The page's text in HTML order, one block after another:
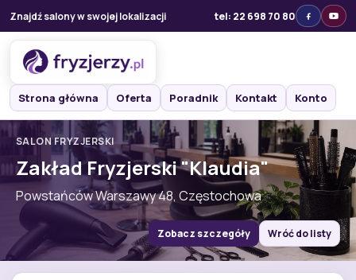
Znajdź salony w swojej lokalizacji tel: 22 698 70 80
Strona główna Oferta Poradnik Kontakt Konto
SALON FRYZJERSKI
Zakład Fryzjerski "Klaudia"
Powstańców Warszawy 48, Częstochowa
Zobacz szczegóły Wróć do listy